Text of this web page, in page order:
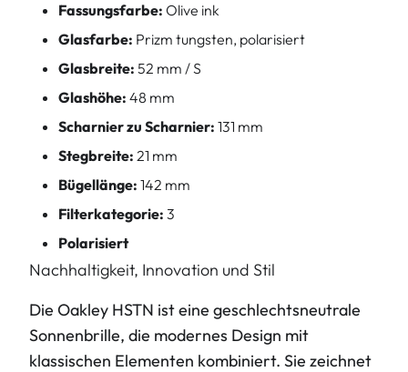
Fassungsfarbe: Olive ink
Glasfarbe: Prizm tungsten, polarisiert
Glasbreite: 52 mm / S
Glashöhe: 48 mm
Scharnier zu Scharnier: 131 mm
Stegbreite: 21 mm
Bügellänge: 142 mm
Filterkategorie: 3
Polarisiert
Nachhaltigkeit, Innovation und Stil
Die Oakley HSTN ist eine geschlechtsneutrale
Sonnenbrille, die modernes Design mit
klassischen Elementen kombiniert. Sie zeichnet